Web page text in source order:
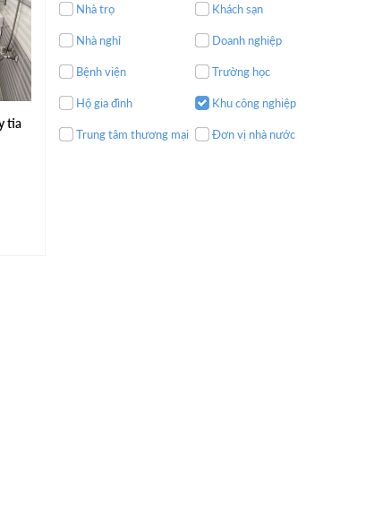
tia
Nhà trọ Khách sạn
Nhà nghỉ Doanh nghiệp
Bệnh viện Trường học
Hộ gia đình Khu công nghiệp
Trung tâm thương mại Đơn vị nhà nước